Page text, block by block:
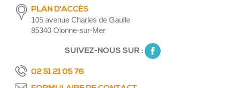
PLAN D'ACCÈS
105 avenue Charles de Gaulle
85340 Olonne-sur-Mer
SUIVEZ-NOUS SUR :
02 51 21 05 76